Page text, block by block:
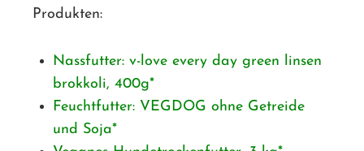
Produkten:
Nassfutter: v-love every day green linsen
brokkoli, 400g
Feuchtfutter: VEGDOG ohne Getreide
und Soja